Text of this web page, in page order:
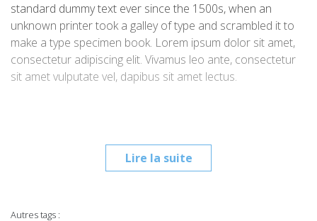
Lire la suite
standard dummy text ever since the 1500s, when an
unknown printer took a galley of type and scrambled it to
make a type specimen book. Lorem ipsum dolor sit amet,
consectetur adipiscing elit. Vivamus leo ante, consectetur
sit amet vulputate vel, dapibus sit amet lectus.
Autres tags :